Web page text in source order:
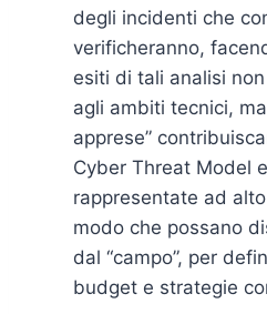
degli incidenti che
verificheranno,
esiti di tali analisi
agli ambiti tecnici,
apprese”
Cyber Threat Model
rappresentate ad
modo che possano
dal “campo”, per
budget e strategie